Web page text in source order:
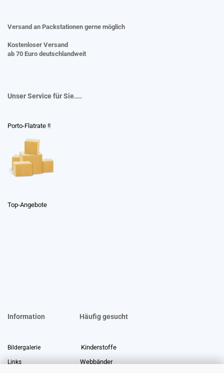
Versand an Packstationen gerne möglich
Kostenloser Versand
ab 70 Euro deutschlandweit
Unser Service für Sie....
Porto-Flatrate !!
Top-Angebote
Information Häufig gesucht
Bildergalerie Kinderstoffe
Links Webbänder